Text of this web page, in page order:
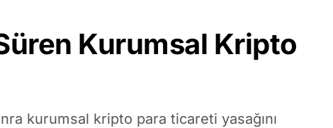
Kurumsal Kripto
kurumsal kripto para ticareti yasağını